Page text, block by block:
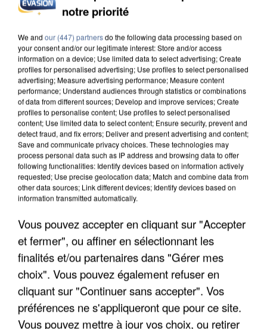
INCENDIES : L’ÎLE-DE-FRANCE LANCE UN ÉLAN
APRÈS TOUTES CES CANICULES, LES REFUGES
DE FAUNE SAUVAGE SONT...
notre priorité
We and our (447) partnersdo the following data processing based on
your consent and/or our legitimate interest: Store and/or access
information on a device; Use limited data to select advertising; Create
profiles for personalised advertising; Use profiles to select personalised
advertising; Measure advertising performance; Measure content
performance; Understand audiences through statistics or combinations
of data from different sources; Develop and improve services; Create
profiles to personalise content; Use profiles to select personalised
content; Use limited data to select content; Ensure security, prevent and
detect fraud, and fix errors; Deliver and present advertising and content;
Save and communicate privacy choices. These technologies may
process personal data such as IP address and browsing data to offer
following functionalities: Identify devices based on information actively
requested; Use precise geolocation data; Match and combine data from
other data sources; Link different devices; Identify devices based on
information transmitted automatically.
Vous pouvez accepter en cliquant sur "Accepter
et fermer", ou affiner en sélectionnant les
finalités et/ou partenaires dans "Gérer mes
choix". Vous pouvez également refuser en
cliquant sur "Continuer sans accepter". Vos
préférences ne s'appliqueront que pour ce site.
Vous pouvez mettre à jour vos choix, ou retirer